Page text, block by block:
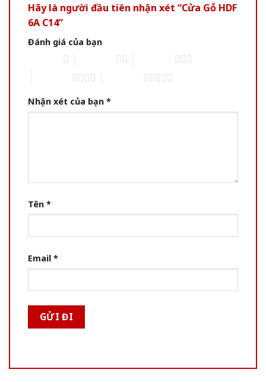
Hãy là người đầu tiên nhận xét “Cửa Gỗ HDF
6A C14”
Đánh giá của bạn
Nhận xét của bạn *
Tên *
Email *